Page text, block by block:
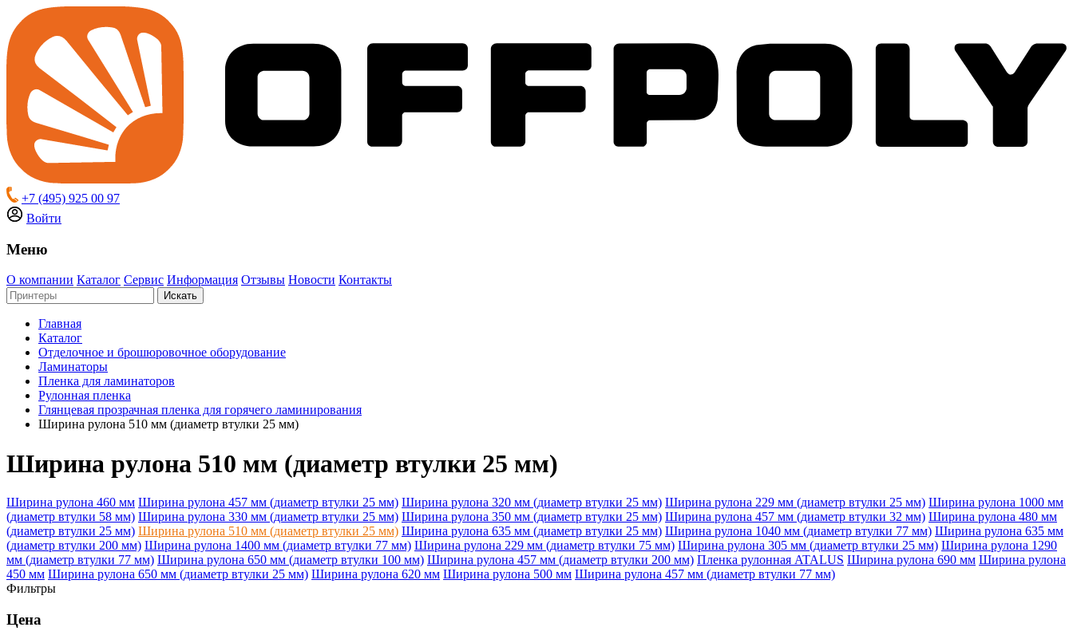
+7 (495) 925 00 97
Войти
Меню
О компании Каталог Сервис Информация Отзывы Новости Контакты
Искать
Главная
Каталог
Отделочное и брошюровочное оборудование
Ламинаторы
Пленка для ламинаторов
Рулонная пленка
Глянцевая прозрачная пленка для горячего ламинирования
Ширина рулона 510 мм (диаметр втулки 25 мм)
Ширина рулона 510 мм (диаметр втулки 25 мм)
Ширина рулона 460 мм Ширина рулона 457 мм (диаметр втулки 25 мм) Ширина рулона 320 мм (диаметр втулки 25 мм) Ширина рулона 229 мм (диаметр втулки 25 мм) Ширина рулона 1000 мм
(диаметр втулки 58 мм) Ширина рулона 330 мм (диаметр втулки 25 мм) Ширина рулона 350 мм (диаметр втулки 25 мм) Ширина рулона 457 мм (диаметр втулки 32 мм) Ширина рулона 480 мм
(диаметр втулки 25 мм) Ширина рулона 510 мм (диаметр втулки 25 мм) Ширина рулона 635 мм (диаметр втулки 25 мм) Ширина рулона 1040 мм (диаметр втулки 77 мм) Ширина рулона 635 мм
(диаметр втулки 200 мм) Ширина рулона 1400 мм (диаметр втулки 77 мм) Ширина рулона 229 мм (диаметр втулки 75 мм) Ширина рулона 305 мм (диаметр втулки 25 мм) Ширина рулона 1290
мм (диаметр втулки 77 мм) Ширина рулона 650 мм (диаметр втулки 100 мм) Ширина рулона 457 мм (диаметр втулки 200 мм) Пленка рулонная ATALUS Ширина рулона 690 мм Ширина рулона
450 мм Ширина рулона 650 мм (диаметр втулки 25 мм) Ширина рулона 620 мм Ширина рулона 500 мм Ширина рулона 457 мм (диаметр втулки 77 мм)
Фильтры
Цена